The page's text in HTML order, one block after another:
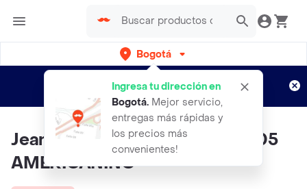
Bogotá
Ingresa tu dirección en
Bogotá. Mejor servicio,
entregas más rápidas y
los precios más
convenientes!
envíos gratis por semanas
Aplican TyC
Jean Mujer Azul Talla 16 332E605
AMERICANINO